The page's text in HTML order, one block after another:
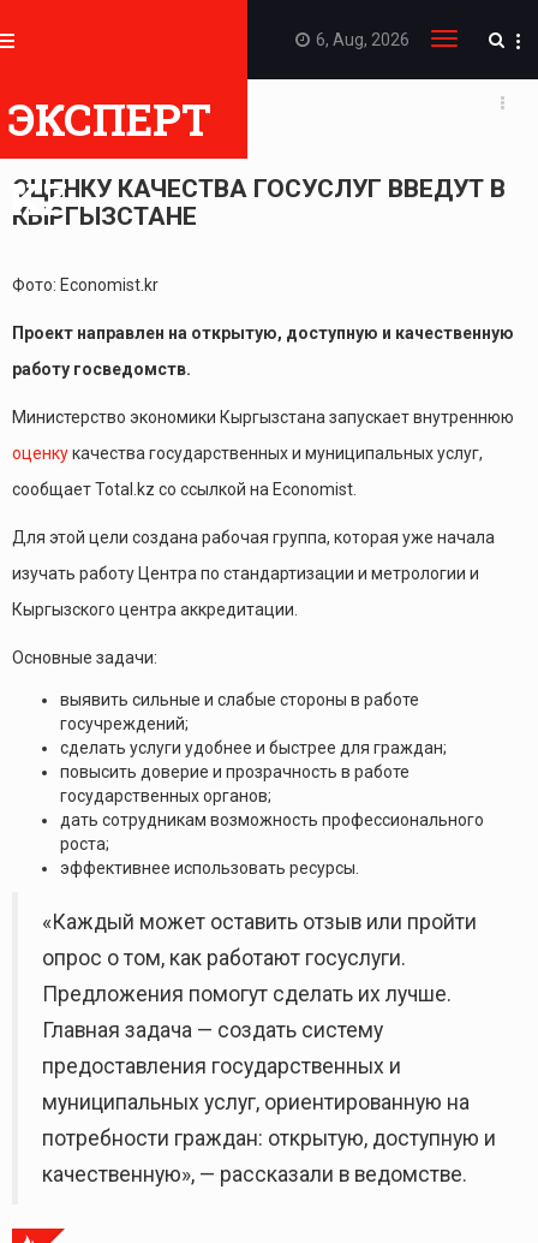
ЭКСПЕРТ
KZ
6, Aug, 2026
Toggle
25.08.2025 15:23
ОЦЕНКУ КАЧЕСТВА ГОСУСЛУГ ВВЕДУТ В
КЫРГЫЗСТАНЕ
Фото: Economist.kr
Проект направлен на открытую, доступную и качественную
работу госведомств.
Министерство экономики Кыргызстана запускает внутреннюю
оценкукачества государственных и муниципальных услуг,
сообщает Total.kz со ссылкой на Economist.
Для этой цели создана рабочая группа, которая уже начала
изучать работу Центра по стандартизации и метрологии и
Кыргызского центра аккредитации.
Основные задачи:
выявить сильные и слабые стороны в работе
госучреждений;
сделать услуги удобнее и быстрее для граждан;
повысить доверие и прозрачность в работе
государственных органов;
дать сотрудникам возможность профессионального
роста;
эффективнее использовать ресурсы.
«Каждый может оставить отзыв или пройти
опрос о том, как работают госуслуги.
Предложения помогут сделать их лучше.
Главная задача — создать систему
предоставления государственных и
муниципальных услуг, ориентированную на
потребности граждан: открытую, доступную и
качественную», — рассказали в ведомстве.